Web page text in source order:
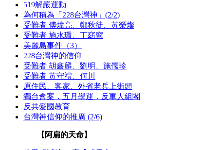
519解嚴運動
為何稱為「228台灣神」(2/2)
受難者 傅煒亮、鄭秋徒、黃榮燦
受難者 施水環、丁窈窕
美麗島事件（3）
228台灣神的信仰
受難者 胡鑫麟、劉明、施儒珍
受難者 黃守禮、何川
原住民、客家、外省老兵上街頭
獨台會案．五月學運．反軍人組閣
反共愛國教育
台灣神信仰的推廣 (2/6)
【阿扁的天命】